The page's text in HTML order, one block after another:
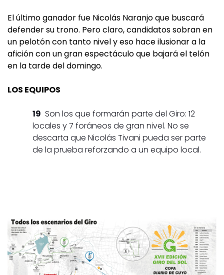
El último ganador fue Nicolás Naranjo que buscará
defender su trono. Pero claro, candidatos sobran en
un pelotón con tanto nivel y eso hace ilusionar a la
afición con un gran espectáculo que bajará el telón
en la tarde del domingo.
LOS EQUIPOS
19 Son los que formarán parte del Giro: 12
locales y 7 foráneos de gran nivel. No se
descarta que Nicolás Tivani pueda ser parte
de la prueba reforzando a un equipo local.